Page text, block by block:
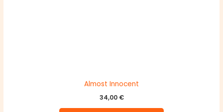
Almost Innocent
34,00 €